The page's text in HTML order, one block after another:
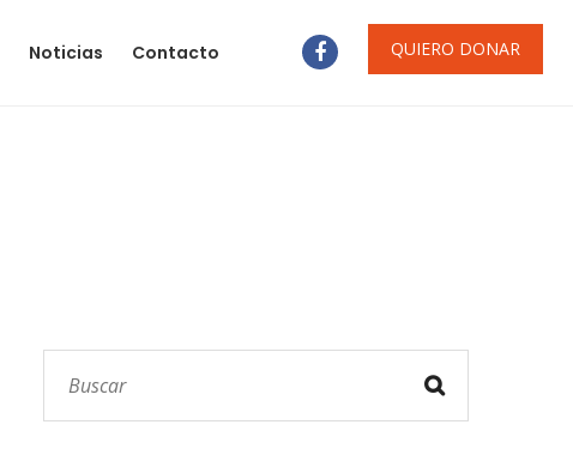
Noticias Contacto QUIERO DONAR